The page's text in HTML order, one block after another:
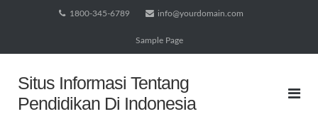
1800-345-6789 info@yourdomain.com
Sample Page
Situs Informasi Tentang
Pendidikan Di Indonesia